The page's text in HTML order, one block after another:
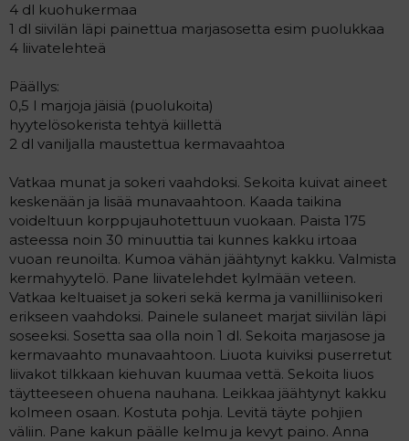
4 dl kuohukermaa
1 dl siivilän läpi painettua marjasosetta esim puolukkaa
4 liivatelehteä
Päällys:
0,5 l marjoja jäisiä (puolukoita)
hyytelösokerista tehtyä kiillettä
2 dl vaniljalla maustettua kermavaahtoa
Vatkaa munat ja sokeri vaahdoksi. Sekoita kuivat aineet
keskenään ja lisää munavaahtoon. Kaada taikina
voideltuun korppujauhotettuun vuokaan. Paista 175
asteessa noin 30 minuuttia tai kunnes kakku irtoaa
vuoan reunoilta. Kumoa vähän jäähtynyt kakku. Valmista
kermahyytelö. Pane liivatelehdet kylmään veteen.
Vatkaa keltuaiset ja sokeri sekä kerma ja vanilliinisokeri
erikseen vaahdoksi. Painele sulaneet marjat siivilän läpi
soseeksi. Sosetta saa olla noin 1 dl. Sekoita marjasose ja
kermavaahto munavaahtoon. Liuota kuiviksi puserretut
liivakot tilkkaan kiehuvan kuumaa vettä. Sekoita liuos
täytteeseen ohuena nauhana. Leikkaa jäähtynyt kakku
kolmeen osaan. Kostuta pohja. Levitä täyte pohjien
väliin. Pane kakun päälle kelmu ja kevyt paino. Anna